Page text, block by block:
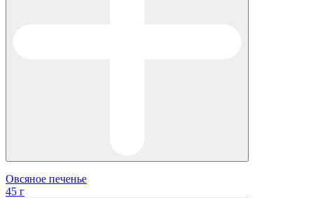
Овсяное печенье
45 г